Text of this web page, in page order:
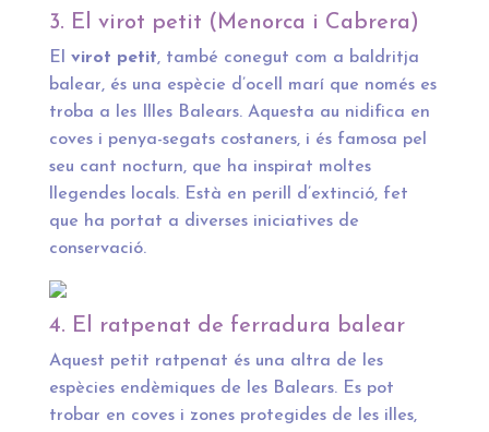
3. El virot petit (Menorca i Cabrera)
El virot petit, també conegut com a baldritja
balear, és una espècie d’ocell marí que només es
troba a les Illes Balears. Aquesta au nidifica en
coves i penya-segats costaners, i és famosa pel
seu cant nocturn, que ha inspirat moltes
llegendes locals. Està en perill d’extinció, fet
que ha portat a diverses iniciatives de
conservació.
4. El ratpenat de ferradura balear
Aquest petit ratpenat és una altra de les
espècies endèmiques de les Balears. Es pot
trobar en coves i zones protegides de les illes,